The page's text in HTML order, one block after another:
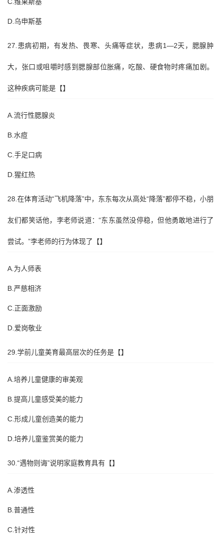
D.乌申斯基
27.患病初期，有发热、畏寒、头痛等症状，患病1—2天，腮腺肿
大，张口或咀嚼时感到腮腺部位胀痛，吃酸、硬食物时疼痛加剧。
这种疾病可能是【】
A.流行性腮腺炎
B.水痘
C.手足口病
D.猩红热
28.在体育活动“飞机降落”中，东东每次从高处“降落”都停不稳，小朋
友们都笑话他，李老师说道：“东东虽然没停稳，但他勇敢地进行了
尝试。”李老师的行为体现了【】
A.为人师表
B.严慈相济
C.正面激励
D.爱岗敬业
29.学前儿童美育最高层次的任务是【】
A.培养儿童健康的审美观
B.提高儿童感受美的能力
C.形成儿童创造美的能力
D.培养儿童鉴赏美的能力
30.“遇物则诲”说明家庭教育具有【】
A.渗透性
B.普通性
C.针对性